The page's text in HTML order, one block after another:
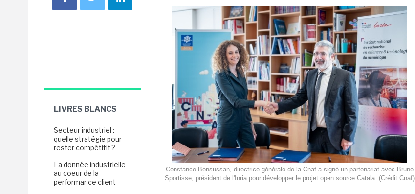
LIVRES BLANCS
Secteur industriel :
quelle stratégie pour
rester compétitif ?
La donnée industrielle
au coeur de la
performance client
Constance Bensussan, directrice générale de la Cnaf a signé un partenariat avec Bruno
Sportisse, président de l'Inria pour développer le projet open source Catala. (Crédit Cnaf)